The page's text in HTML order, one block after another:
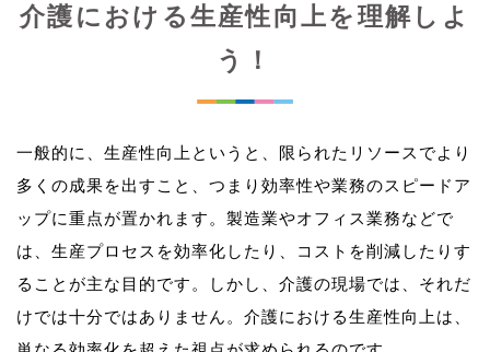
介護における生産性向上を理解しよ
う！
一般的に、生産性向上というと、限られたリソースでより
多くの成果を出すこと、つまり効率性や業務のスピードア
ップに重点が置かれます。製造業やオフィス業務などで
は、生産プロセスを効率化したり、コストを削減したりす
ることが主な目的です。しかし、介護の現場では、それだ
けでは十分ではありません。介護における生産性向上は、